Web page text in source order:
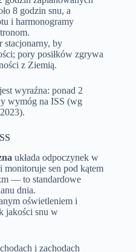
8 godzin snu, a
i harmonogramy
stacjonarny, by
pory posiłków zgrywa
z Ziemią.
wyraźna: ponad 2
wymóg na ISS (wg
układa odpoczynek w
monitoruje sen pod kątem
— to standardowe
dnia.
oświetleniem i
jakości snu w
i zachodach